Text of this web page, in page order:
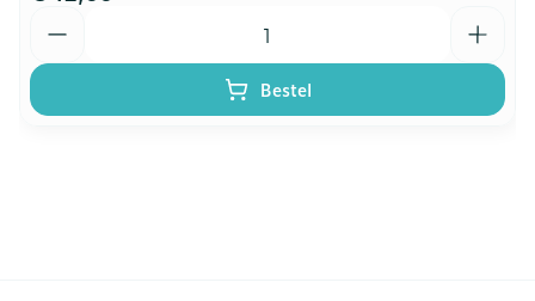
Bestel